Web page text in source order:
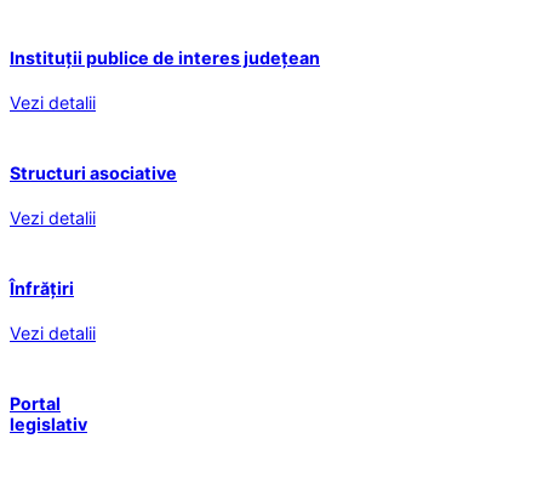
Instituții publice de interes județean
Vezi detalii
Structuri asociative
Vezi detalii
Înfrățiri
Vezi detalii
Portal
legislativ